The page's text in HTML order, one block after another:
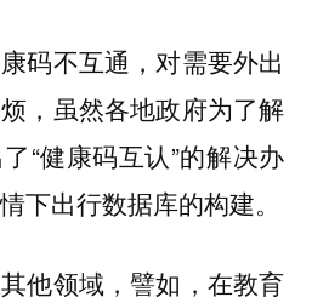
码不互通，对需要外出
，虽然各地政府为了解
“健康码互认”的解决办
下出行数据库的构建。
他领域，譬如，在教育